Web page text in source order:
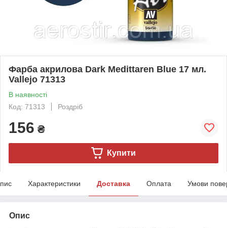
Фарба акрилова Dark Medittaren Blue 17 мл.
Vallejo 71313
В наявності
Код: 71313
Роздріб
156 ₴
Купити
Характеристики Доставка Оплата Умови
Опис